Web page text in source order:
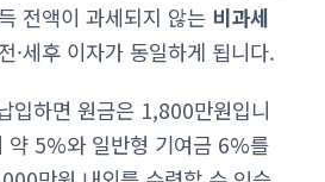
전액이 과세되지 않는 비과세
·세후 이자가 동일하게 됩니다.
입하면 원금은 1,800만원입니
약 5%와 일반형 기여금 6%를